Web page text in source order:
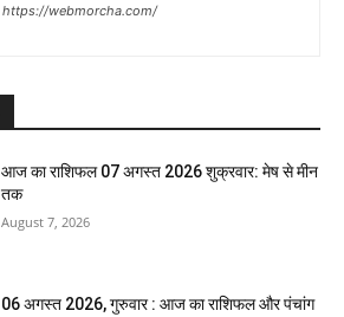
https://webmorcha.com/
आज का राशिफल 07 अगस्त 2026 शुक्रवार: मेष से मीन
तक
August 7, 2026
06 अगस्त 2026, गुरुवार : आज का राशिफल और पंचांग